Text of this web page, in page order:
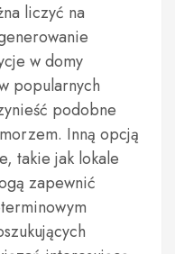
liczyć na
w domy
popularnych
podobne
Inną opcją
takie jak lokale
zapewnić